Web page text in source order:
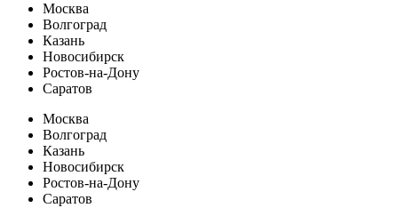
Москва
Волгоград
Казань
Новосибирск
Ростов-на-Дону
Саратов
Москва
Волгоград
Казань
Новосибирск
Ростов-на-Дону
Саратов